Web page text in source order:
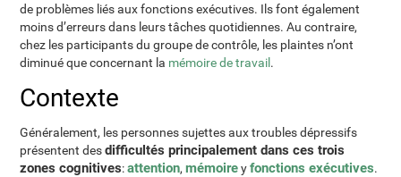
de problèmes liés aux fonctions exécutives. Ils font également
moins d’erreurs dans leurs tâches quotidiennes. Au contraire,
chez les participants du groupe de contrôle, les plaintes n’ont
diminué que concernant la mémoire de travail .
Contexte
Généralement, les personnes sujettes aux troubles dépressifs
présentent desdifficultés principalement dans ces trois
zones cognitives:attention,mémoireyfonctions exécutives.